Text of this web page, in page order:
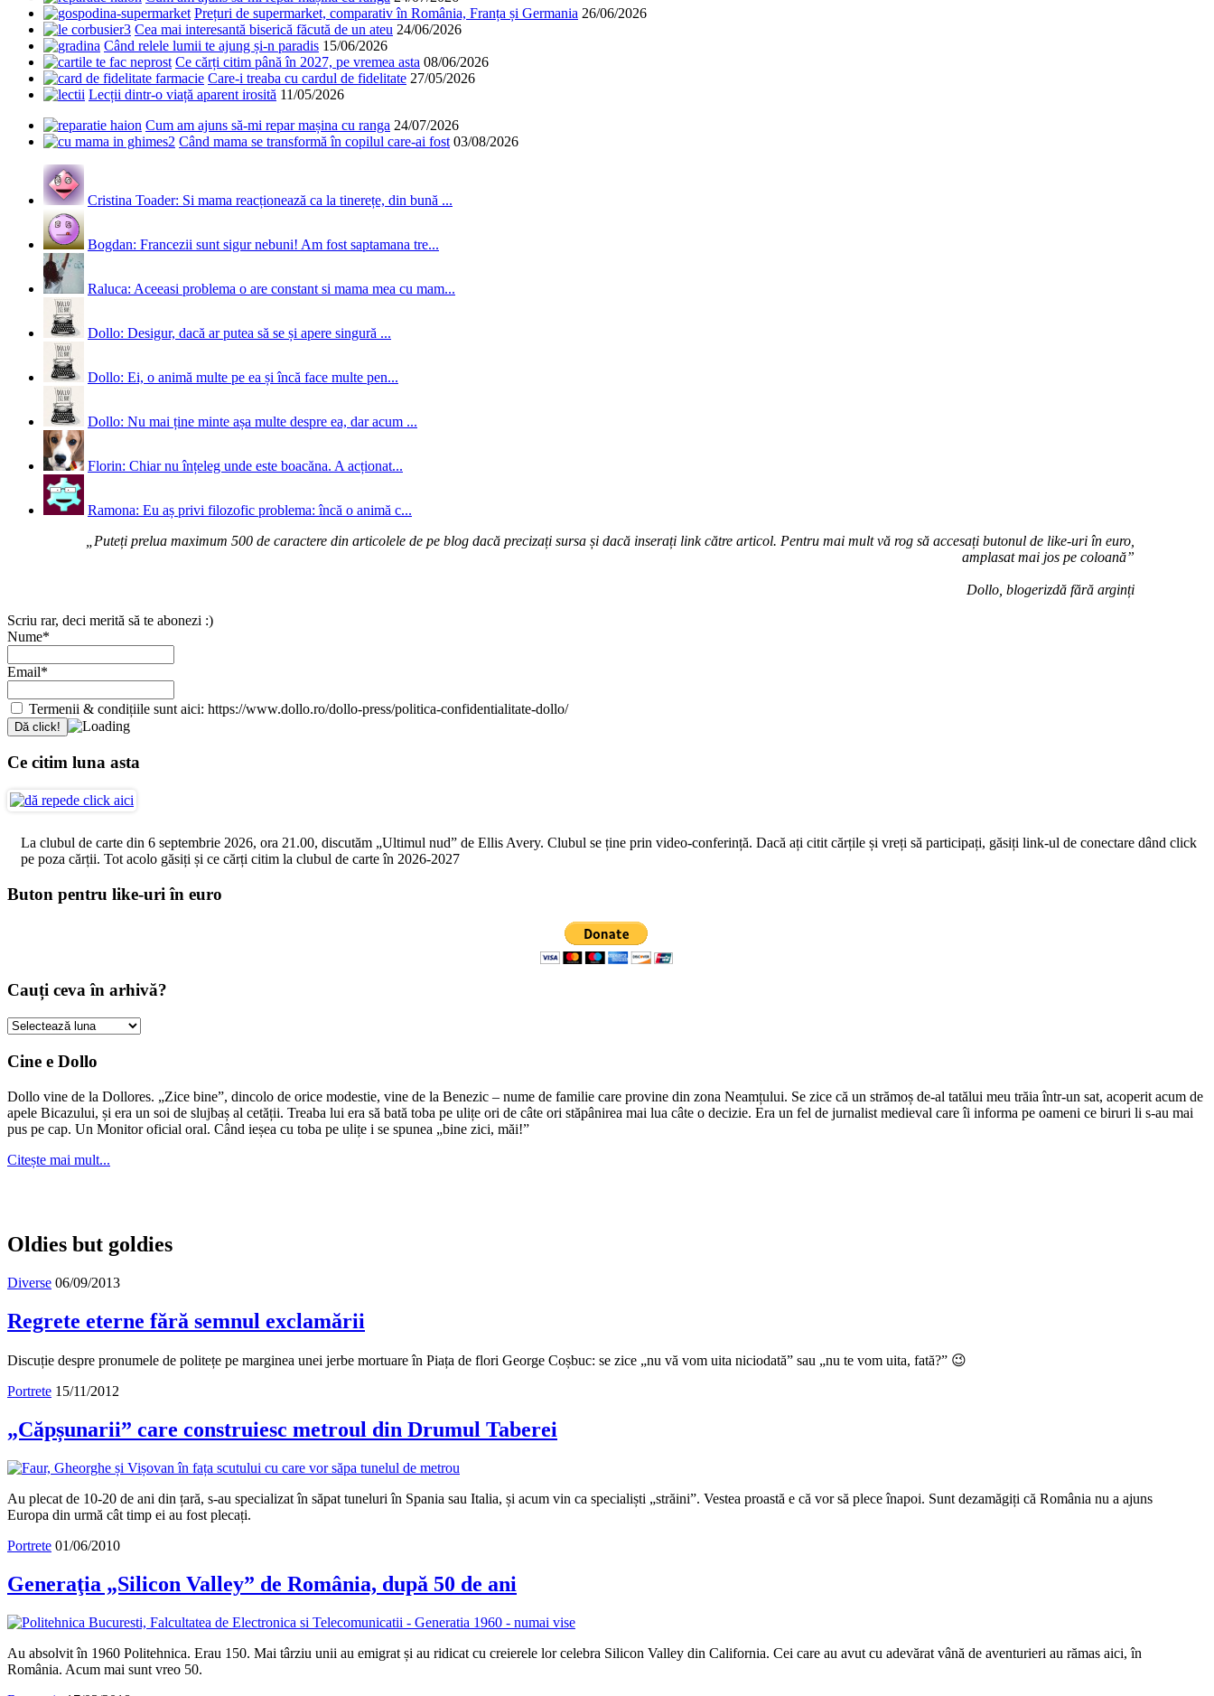
Prețuri de supermarket, comparativ în România, Franța și Germania 26/06/2026
Cea mai interesantă biserică făcută de un ateu 24/06/2026
Când relele lumii te ajung și-n paradis 15/06/2026
Ce cărți citim până în 2027, pe vremea asta 08/06/2026
Care-i treaba cu cardul de fidelitate 27/05/2026
Lecții dintr-o viață aparent irosită 11/05/2026
Cum am ajuns să-mi repar mașina cu ranga 24/07/2026
Când mama se transformă în copilul care-ai fost 03/08/2026
Cristina Toader: Si mama reacționează ca la tinerețe, din bună ...
Bogdan: Francezii sunt sigur nebuni! Am fost saptamana tre...
Raluca: Aceeasi problema o are constant si mama mea cu mam...
Dollo: Desigur, dacă ar putea să se și apere singură ...
Dollo: Ei, o animă multe pe ea și încă face multe pen...
Dollo: Nu mai ține minte așa multe despre ea, dar acum ...
Florin: Chiar nu înțeleg unde este boacăna. A acționat...
Ramona: Eu aș privi filozofic problema: încă o animă c...
„Puteți prelua maximum 500 de caractere din articolele de pe blog dacă precizați sursa și dacă inserați link către articol. Pentru mai mult vă rog să accesați butonul de like-uri în euro,
amplasat mai jos pe coloană”
Dollo, blogerizdă fără arginți
Scriu rar, deci merită să te abonezi :)
Nume*
Email*
Termenii & condițiile sunt aici: https://www.dollo.ro/dollo-press/politica-confidentialitate-dollo/
Ce citim luna asta
La clubul de carte din 6 septembrie 2026, ora 21.00, discutăm „Ultimul nud” de Ellis Avery. Clubul se ține prin video-conferință. Dacă ați citit cărțile și vreți să participați, găsiți link-ul de conectare dând click
pe poza cărții. Tot acolo găsiți și ce cărți citim la clubul de carte în 2026-2027
Buton pentru like-uri în euro
Cauți ceva în arhivă?
Cauți
în
Cine e Dollo
Dollo vine de la Dollores. „Zice bine”, dincolo de orice modestie, vine de la Benezic – nume de familie care provine din zona Neamțului. Se zice că un strămoș de-al tatălui meu trăia într-un sat, acoperit acum de
apele Bicazului, și era un soi de slujbaș al cetății. Treaba lui era să bată toba pe ulițe ori de câte ori stăpânirea mai lua câte o decizie. Era un fel de jurnalist medieval care îi informa pe oameni ce biruri li s-au mai
pus pe cap. Un Monitor oficial oral. Când ieșea cu toba pe ulițe i se spunea „bine zici, măi!”
Citește mai mult...
Oldies but goldies
Diverse 06/09/2013
Regrete eterne fără semnul exclamării
Discuție despre pronumele de politețe pe marginea unei jerbe mortuare în Piața de flori George Coșbuc: se zice „nu vă vom uita niciodată” sau „nu te vom uita, fată?” 😉
Portrete 15/11/2012
„Căpșunarii” care construiesc metroul din Drumul Taberei
Au plecat de 10-20 de ani din țară, s-au specializat în săpat tuneluri în Spania sau Italia, și acum vin ca specialiști „străini”. Vestea proastă e că vor să plece înapoi. Sunt dezamăgiți că România nu a ajuns
Europa din urmă cât timp ei au fost plecați.
Portrete 01/06/2010
Generaţia „Silicon Valley” de România, după 50 de ani
Au absolvit în 1960 Politehnica. Erau 150. Mai târziu unii au emigrat și au ridicat cu creierele lor celebra Silicon Valley din California. Cei care au avut cu adevărat vână de aventurieri au rămas aici, în
România. Acum mai sunt vreo 50.